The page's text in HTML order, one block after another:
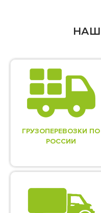
ГРУЗОПЕРЕВОЗКИ ПО
РОССИИ